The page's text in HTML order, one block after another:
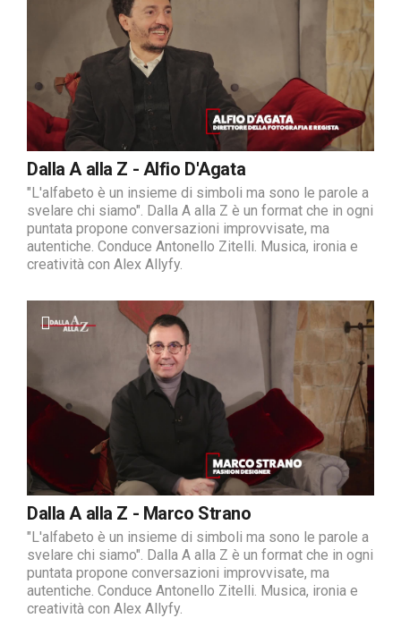
Dalla A alla Z - Alfio D'Agata
"L'alfabeto è un insieme di simboli ma sono le parole a
svelare chi siamo". Dalla A alla Z è un format che in ogni
puntata propone conversazioni improvvisate, ma
autentiche. Conduce Antonello Zitelli. Musica, ironia e
creatività con Alex Allyfy.
Dalla A alla Z - Marco Strano
"L'alfabeto è un insieme di simboli ma sono le parole a
svelare chi siamo". Dalla A alla Z è un format che in ogni
puntata propone conversazioni improvvisate, ma
autentiche. Conduce Antonello Zitelli. Musica, ironia e
creatività con Alex Allyfy.